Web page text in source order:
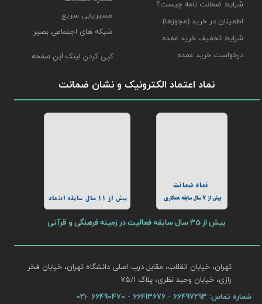
شرایط ضمانت نامه چیست؟
اطمینان در خرید (مجوزها)
شرایط تخفیف خرید عمده
درخواست خرید عمده
نماد اعتماد الکترونیک و نشان ضمانت
بیش از 11 سال سابقه اینماد
بیش از 35 سال سابقه فعالیت در زمینه فرهنگی و قرآنی
بیش از 7 سال سابقه همکاری
مسیریابی سریع
شبکه های اجتماعی بصیر
تهران، خیابان انقلاب، مقابل درب اصلی دانشگاه تهران، خیابان فخر
رازی، خیابان وحید نظری، پلاک ۷۵/۱​​​​​​​
شماره تماس:
کپی کردن لینک این صفحه